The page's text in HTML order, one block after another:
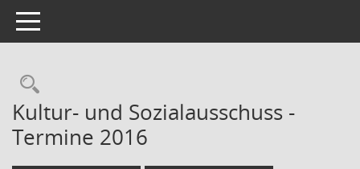
Toggle navigation
Rechercheauswahl
Kultur- und Sozialausschuss -
Termine 2016